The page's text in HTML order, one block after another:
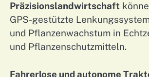
Präzisionslandwirtschaft
GPS-gestützte
und Pflanzenwachstum in
und Pflanzenschutzmitteln.
Fahrerlose und autonome